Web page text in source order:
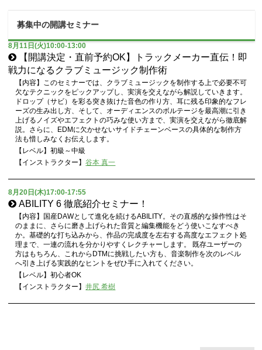
募集中の開講セミナー
8月11日(火)10:00-13:00
【開講決定・直前予約OK】トラックメーカー直伝！即
戦力になるクラブミュージック制作術
【内容】このセミナーでは、クラブミュージックを制作する上で必要不可
欠なテクニックをピックアップし、実演を交えながら解説していきます。
ドロップ（サビ）を彩る突き抜けた音色の作り方、耳に残る印象的なフレ
ーズの生み出し方、そして、オーディエンスのボルテージを最高潮に引き
上げるノイズやエフェクトの巧みな使い方まで、実演を交えながら徹底解
説。さらに、EDMに欠かせないサイドチェーンベースの具体的な制作方
法も惜しみなくお伝えします。
【レベル】初級～中級
【インストラクター】谷本 真一
8月20日(木)17:00-17:55
ABILITY 6 徹底紹介セミナー！
【内容】国産DAWとして進化を続けるABILITY。その直感的な操作性はそ
のままに、さらに磨き上げられた音質と編集機能をどう使いこなすべき
か。基礎的な打ち込みから、作品の完成度を左右する高度なエフェクト処
理まで、一連の流れを分かりやすくレクチャーします。 既存ユーザーの
方はもちろん、これからDTMに挑戦したい方も、音楽制作を次のレベル
へ引き上げる実践的なヒントをぜひ手に入れてください。
【レベル】初心者OK
【インストラクター】井尻 希樹